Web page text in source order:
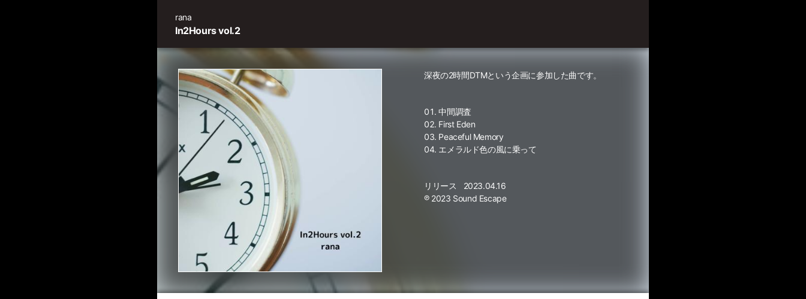
In2Hours vol.2
rana
深夜の2時間DTMという企画に参加した曲です。
中間調査
First Eden
Peaceful Memory
エメラルド色の風に乗って
リリース
2023.04.16
℗ 2023 Sound Escape